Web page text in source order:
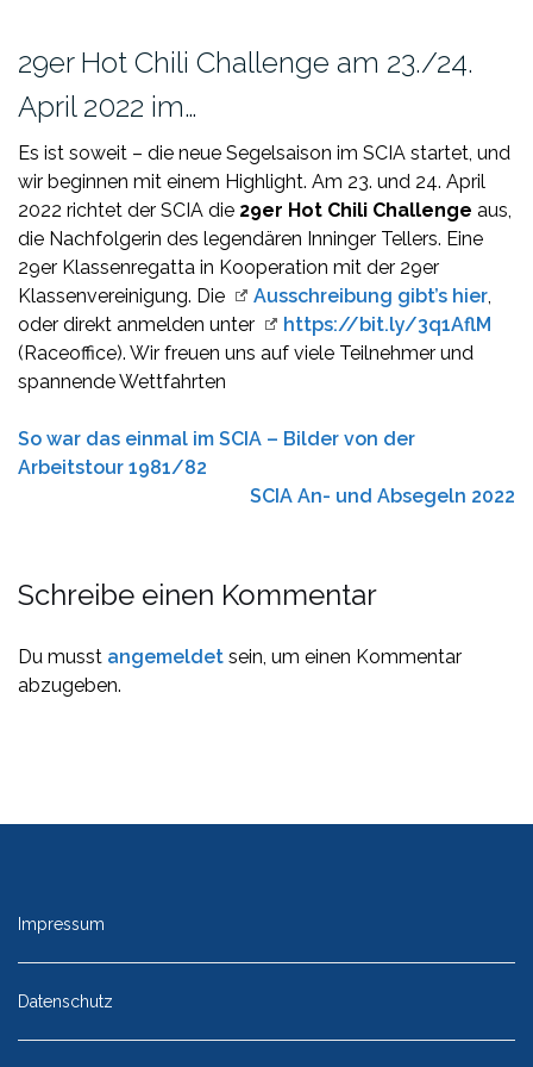
29er Hot Chili Challenge am 23./24.
April 2022 im…
Es ist soweit – die neue Segelsaison im SCIA startet, und
wir beginnen mit einem Highlight. Am 23. und 24. April
2022 richtet der SCIA die 29er Hot Chili Challenge aus,
die Nachfolgerin des legendären Inninger Tellers. Eine
29er Klassenregatta in Kooperation mit der 29er
Klassenvereinigung. Die
Ausschreibung gibt’s hier,
oder direkt anmelden unter
https://bit.ly/3q1AflM
(Raceoffice). Wir freuen uns auf viele Teilnehmer und
spannende Wettfahrten
So war das einmal im SCIA – Bilder von der
Arbeitstour 1981/82
SCIA An- und Absegeln 2022
Schreibe einen Kommentar
Du musst angemeldet sein, um einen Kommentar
abzugeben.
Impressum
Datenschutz